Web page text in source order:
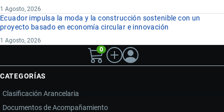
1 Agosto, 2026
Ecuador impulsa la moda y la construcción sostenible con un
proyecto basado en economía circular e innovación
1 Agosto, 2026
0
CATEGORÍAS
Clasificación Arancelaria
Documentos de Acompañamiento